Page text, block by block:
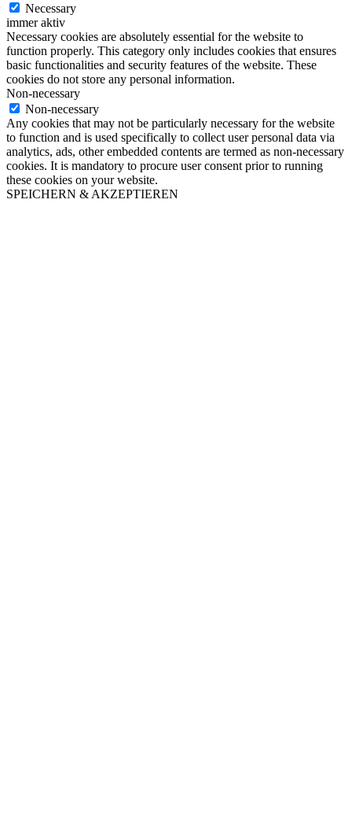
Necessary
immer aktiv
Necessary cookies are absolutely essential for the website to
function properly. This category only includes cookies that ensures
basic functionalities and security features of the website. These
cookies do not store any personal information.
Non-necessary
Non-necessary
Any cookies that may not be particularly necessary for the website
to function and is used specifically to collect user personal data via
analytics, ads, other embedded contents are termed as non-necessary
cookies. It is mandatory to procure user consent prior to running
these cookies on your website.
SPEICHERN & AKZEPTIEREN